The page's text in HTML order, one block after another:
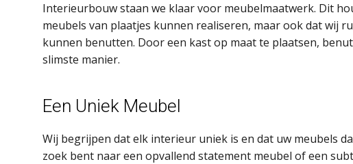
Interieurbouw staan we klaar voor meubelmaatwerk. Dit
meubels van plaatjes kunnen realiseren, maar ook dat wij
kunnen benutten. Door een kast op maat te plaatsen,
slimste manier.
Een Uniek Meubel
Wij begrijpen dat elk interieur uniek is en dat uw meubels
zoek bent naar een opvallend statement meubel of een